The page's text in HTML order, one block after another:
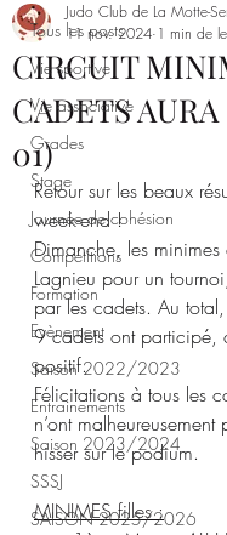
Tous les posts
Vie sportive
Vie associative
Grades
Stage
Journée de cohésion
Compétitions
Formation
Evènement
Saison 2022/2023
Entrainements
Saison 2023/2024
SSSJ
SAISON 2025/2026
CIRCUIT
CADETS
01)
Judo Club de La Motte-
11 nov. 2024 1 min de
Retour sur les beaux
week-end !
Dimanche, les minimes
Lagnieu pour un
par les cadets. Au
9 cadets ont participé,
positif.
Félicitations à tous les
n’ont
hisser sur le podium.
MINIMES filles :